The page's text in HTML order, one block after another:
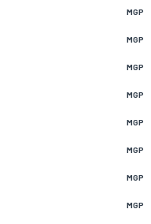
MGP
MGP
MGP
MGP
MGP
MGP
MGP
MGP